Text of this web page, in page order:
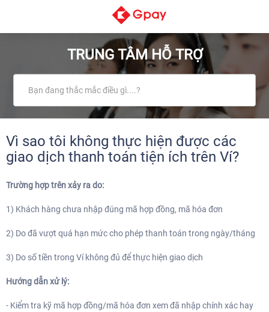
TRUNG TÂM HỖ TRỢ
Vì sao tôi không thực hiện được các
giao dịch thanh toán tiện ích trên Ví?
Trường hợp trên xảy ra do:
1) Khách hàng chưa nhập đúng mã hợp đồng, mã hóa đơn
2) Do đã vượt quá hạn mức cho phép thanh toán trong ngày/tháng
3) Do số tiền trong Ví không đủ để thực hiện giao dịch
Hướng dẫn xử lý:
- Kiểm tra kỹ mã hợp đồng/mã hóa đơn xem đã nhập chính xác hay